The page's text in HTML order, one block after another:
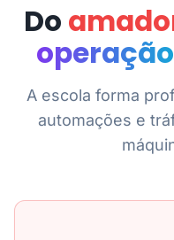
Do
A escola forma
automações e